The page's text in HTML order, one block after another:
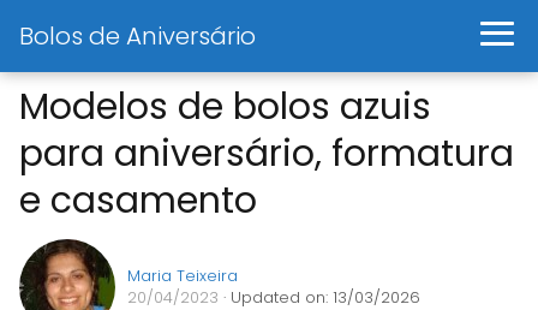
Bolos de Aniversário
Modelos de bolos azuis
para aniversário, formatura
e casamento
Maria Teixeira
20/04/2023 · Updated on: 13/03/2026